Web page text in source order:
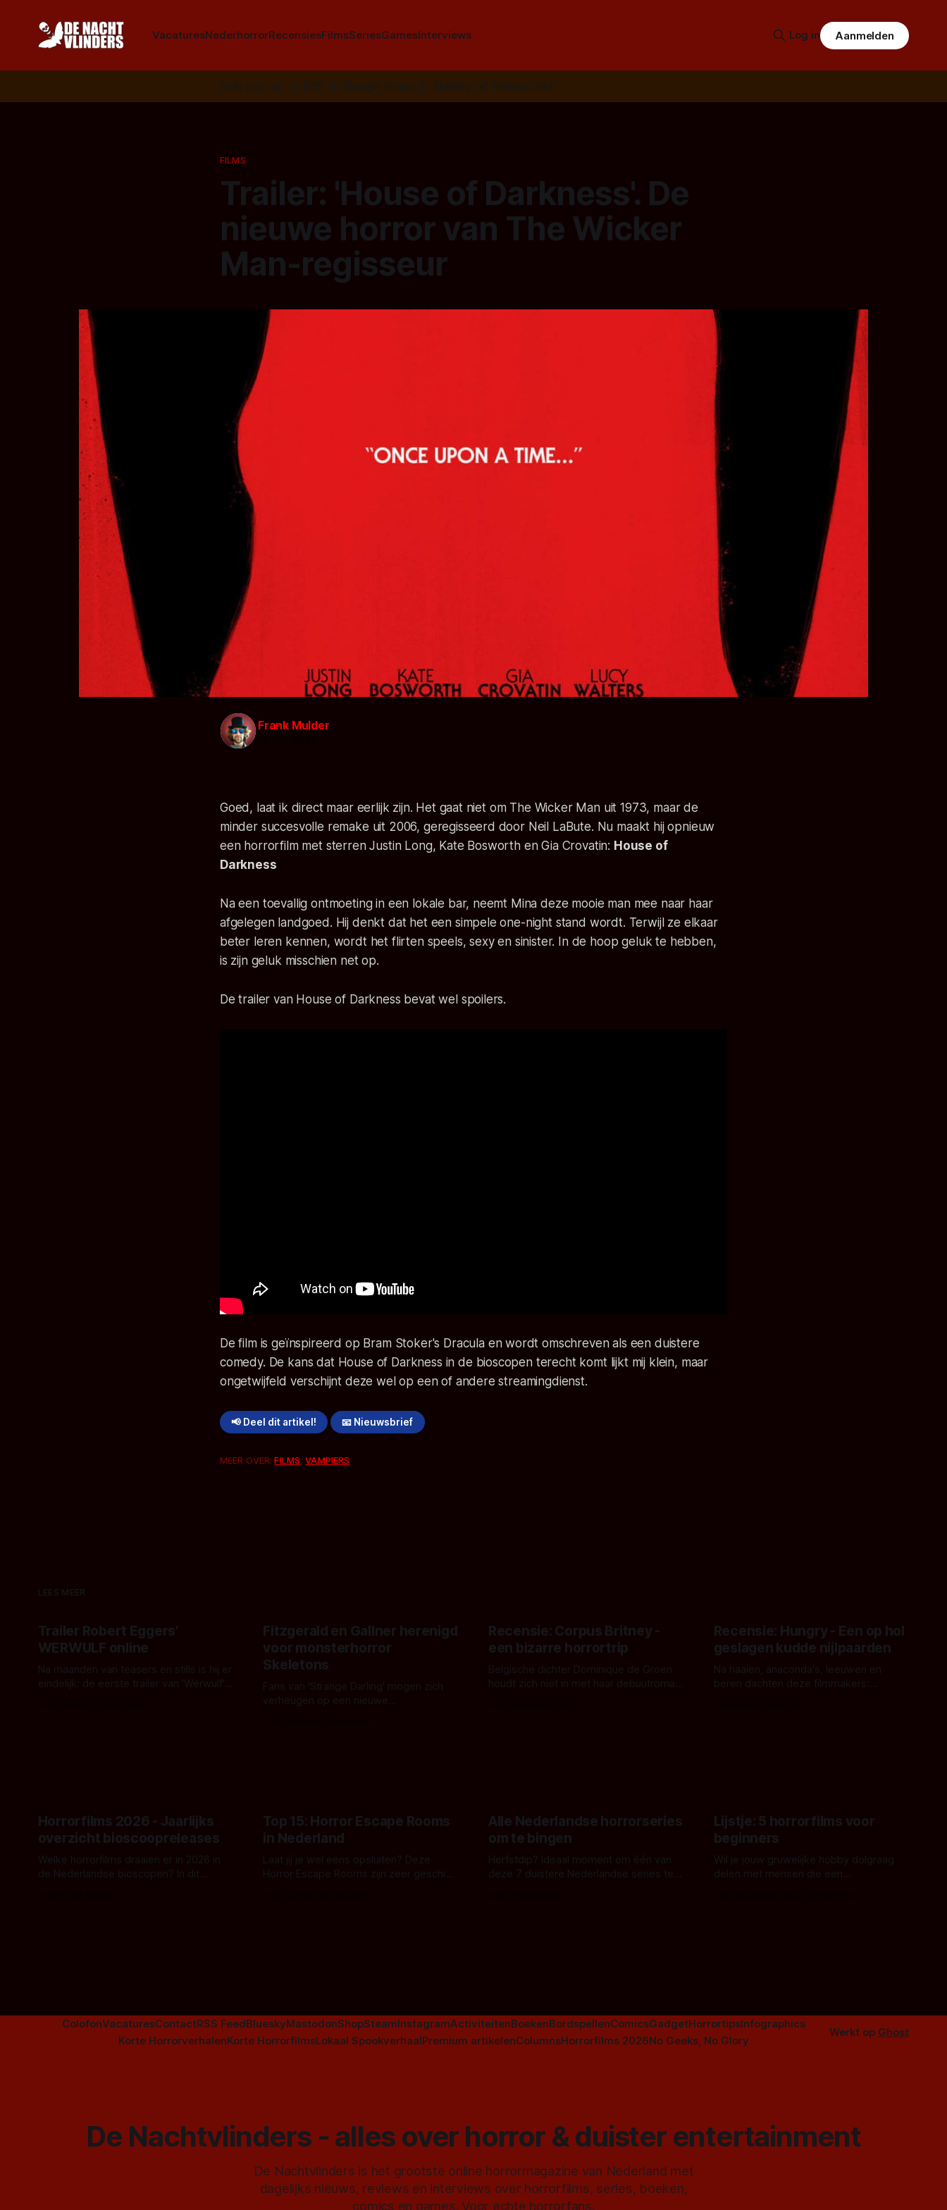
VacaturesNederhorrorRecensiesFilmsSeriesGamesInterviews Log in Aanmelden
Volg ons op: 📣 RSS 📰 Google News 🦋 Bluesky ✉️ Nieuwsbrief
FILMS
Trailer: 'House of Darkness'. De
nieuwe horror van The Wicker
Man-regisseur
Frank Mulder
Goed, laat ik direct maar eerlijk zijn. Het gaat niet om The Wicker Manuit 1973, maar de
minder succesvolle remake uit 2006, geregisseerd door Neil LaBute. Nu maakt hij opnieuw
een horrorfilm met sterren Justin Long, Kate Bosworth en Gia Crovatin: House of
Darkness
Na een toevallig ontmoeting in een lokale bar, neemt Mina deze mooie man mee naar haar
afgelegen landgoed. Hij denkt dat het een simpele one-night stand wordt. Terwijl ze elkaar
beter leren kennen, wordt het flirten speels, sexy en sinister. In de hoop geluk te hebben,
is zijn geluk misschien net op.
De trailer van House of Darkness bevat wel spoilers.
De film is geïnspireerd op Bram Stoker's Draculaen wordt omschreven als een duistere
comedy. De kans dat House of Darkness in de bioscopen terecht komt lijkt mij klein, maar
ongetwijfeld verschijnt deze wel op een of andere streamingdienst.
📢 Deel dit artikel! 📧 Nieuwsbrief
MEER OVER:FILMS,VAMPIERS
LEES MEER
Trailer Robert Eggers'
WERWULF online
Na maanden van teasers en stills is hij er
eindelijk: de eerste trailer van 'Werwulf'.
Fitzgerald en Gallner herenigd
voor monsterhorror
Skeletons
Fans van 'Strange Darling' mogen zich
verheugen op een nieuwe
Recensie: Corpus Britney -
een bizarre horrortrip
Belgische dichter Dominique de Groen
houdt zich niet in met haar debuutroman.
Recensie: Hungry - Een op hol
geslagen kudde nijlpaarden
Na haaien, anaconda's, leeuwen en
beren dachten deze filmmakers:
Horrorfilms 2026 - Jaarlijks
overzicht bioscoopreleases
Welke horrorfilms draaien er in 2026 in
de Nederlandse bioscopen? In dit
Top 15: Horror Escape Rooms
in Nederland
Laat jij je wel eens opsluiten? Deze
Horror Escape Rooms zijn zeer geschikt
Alle Nederlandse horrorseries
om te bingen
Herfstdip? Ideaal moment om één van
deze 7 duistere Nederlandse series te
Lijstje: 5 horrorfilms voor
beginners
Wil je jouw gruwelijke hobby dolgraag
delen met mensen die een
ColofonVacaturesContactRSS FeedBlueskyMastodonShopSteamInstagramActiviteitenBoekenBordspellenComicsGadgetHorrortipsInfographics
Korte HorrorverhalenKorte HorrorfilmsLokaal SpookverhaalPremium artikelenColumnsHorrorfilms 2026No Geeks, No Glory
Werkt op Ghost
De Nachtvlinders - alles over horror & duister entertainment
De Nachtvlinders is het grootste online horrormagazine van Nederland met
dagelijks nieuws, reviews en interviews over horrorfilms, series, boeken,
comics en games. Voor echte horrorfans.